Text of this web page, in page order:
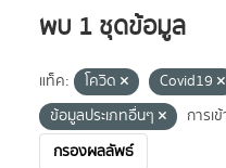
พบ 1 ชุดข้อมูล
แท็ค: โควิด Covid19
ข้อมูลประเภทอื่นๆ
การเ
กรองผลลัพธ์